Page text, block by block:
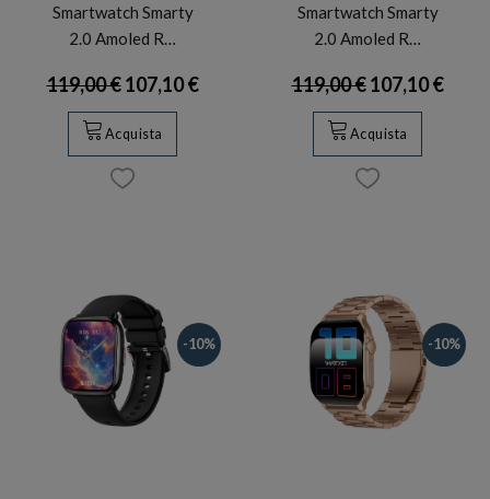
Smartwatch Smarty
2.0 Amoled R…
119,00 €107,10 €
Acquista
Smartwatch Smarty
2.0 Amoled R…
119,00 €107,10 €
Acquista
-10% -10%